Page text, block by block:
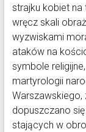
strajku kobiet na
wręcz skali
wyzwiskami
ataków na
symbole
martyrologii
Warszawskiego,
dopuszczano
stających w